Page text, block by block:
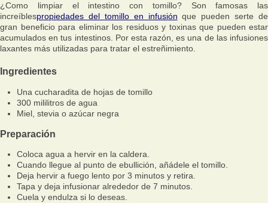
¿Como limpiar el intestino con tomillo? Son famosas las
increíblespropiedades del tomillo en infusión que pueden serte de
gran beneficio para eliminar los residuos y toxinas que pueden estar
acumulados en tus intestinos. Por esta razón, es una de las infusiones
laxantes más utilizadas para tratar el estreñimiento.
Ingredientes
Una cucharadita de hojas de tomillo
300 mililitros de agua
Miel, stevia o azúcar negra
Preparación
Coloca agua a hervir en la caldera.
Cuando llegue al punto de ebullición, añádele el tomillo.
Deja hervir a fuego lento por 3 minutos y retira.
Tapa y deja infusionar alrededor de 7 minutos.
Cuela y endulza si lo deseas.